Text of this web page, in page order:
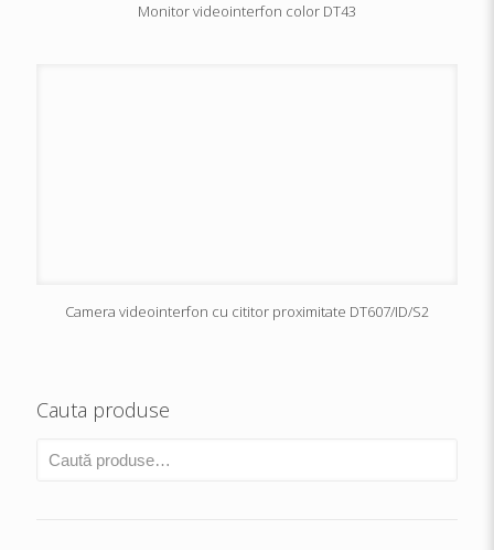
Monitor videointerfon color DT43
Camera videointerfon cu cititor proximitate DT607/ID/S2
Cauta produse